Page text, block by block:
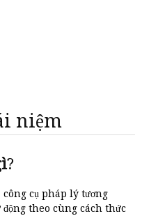
niệm
?
cụ pháp lý tương
theo cùng cách thức